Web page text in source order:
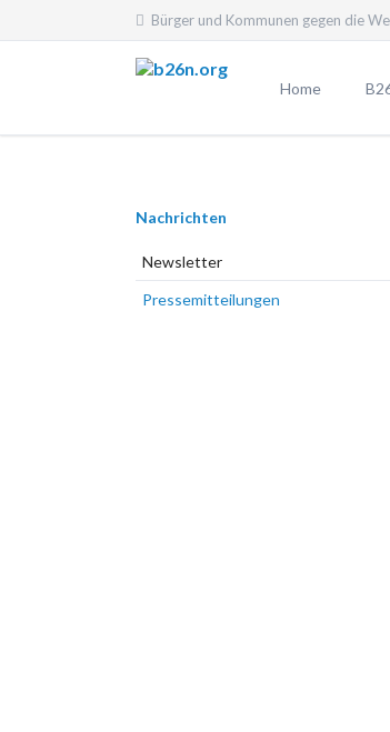
Bürger und Kommunen gegen die
Home
25
Navigation
Nachrichten
Newsletter
Pressemitteilungen